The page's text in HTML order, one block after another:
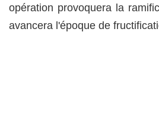
opération provoquera la
avancera l'époque de